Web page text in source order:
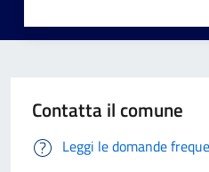
Contatta il comune
Leggi le domande